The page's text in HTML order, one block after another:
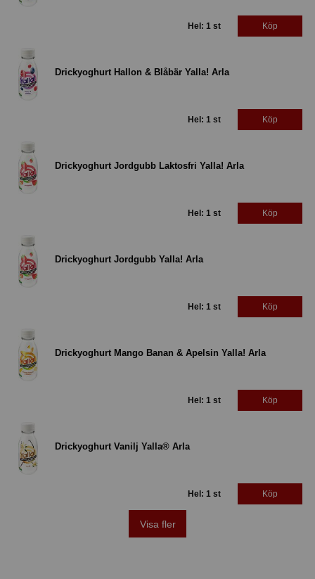
Hel: 1 st Köp
Drickyoghurt Hallon & Blåbär Yalla! Arla
Hel: 1 st Köp
Drickyoghurt Jordgubb Laktosfri Yalla! Arla
Hel: 1 st Köp
Drickyoghurt Jordgubb Yalla! Arla
Hel: 1 st Köp
Drickyoghurt Mango Banan & Apelsin Yalla! Arla
Hel: 1 st Köp
Drickyoghurt Vanilj Yalla® Arla
Hel: 1 st Köp
Visa fler